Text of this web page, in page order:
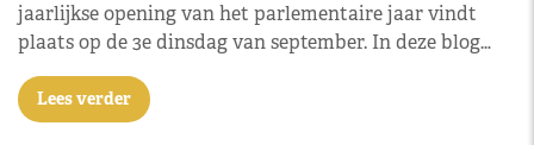
jaarlijkse opening van het parlementaire jaar vindt
plaats op de 3e dinsdag van september. In deze blog…
Lees verder